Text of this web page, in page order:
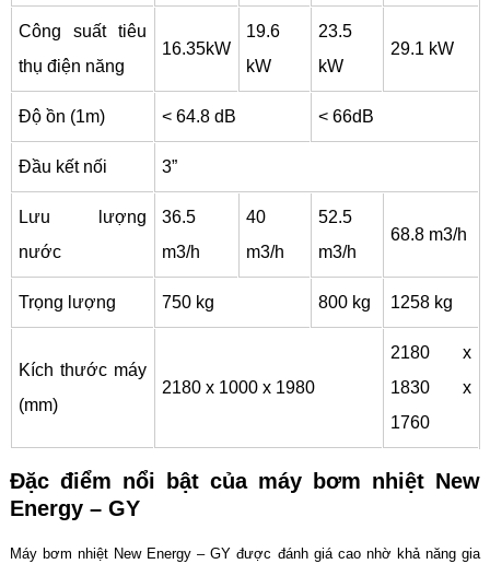
Công suất tiêu
thụ điện năng
16.35kW
19.6
kW
23.5
kW
29.1 kW
Độ ồn (1m) < 64.8 dB < 66dB
Đầu kết nối 3”
Lưu lượng
nước
36.5
m3/h
40
m3/h
52.5
m3/h
68.8 m3/h
Trọng lượng 750 kg 800 kg 1258 kg
Kích thước máy
(mm)
2180 x 1000 x 1980
2180 x
1830 x
1760
Đặc điểm nổi bật của máy bơm nhiệt New
Energy – GY
Máy bơm nhiệt New Energy – GY được đánh giá cao nhờ khả năng gia